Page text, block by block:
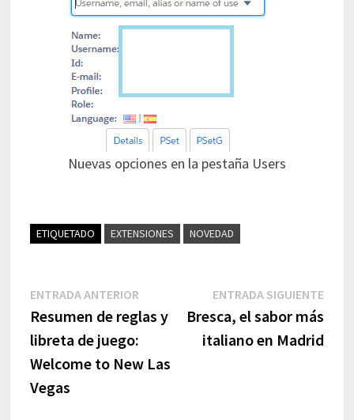
Nuevas opciones en la pestaña Users
ETIQUETADO EXTENSIONES NOVEDAD
ENTRADA ANTERIOR
Resumen de reglas y
libreta de juego:
Welcome to New Las
Vegas
ENTRADA SIGUIENTE
Bresca, el sabor más
italiano en Madrid